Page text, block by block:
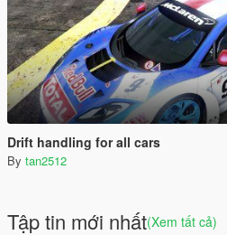
Drift handling for all cars
By tan2512
Tập tin mới nhất(Xem tất cả)